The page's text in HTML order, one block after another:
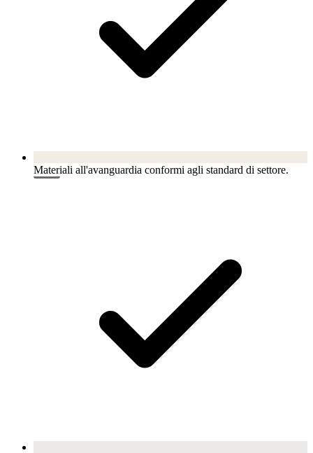
Materiali all'avanguardia conformi agli standard di settore.